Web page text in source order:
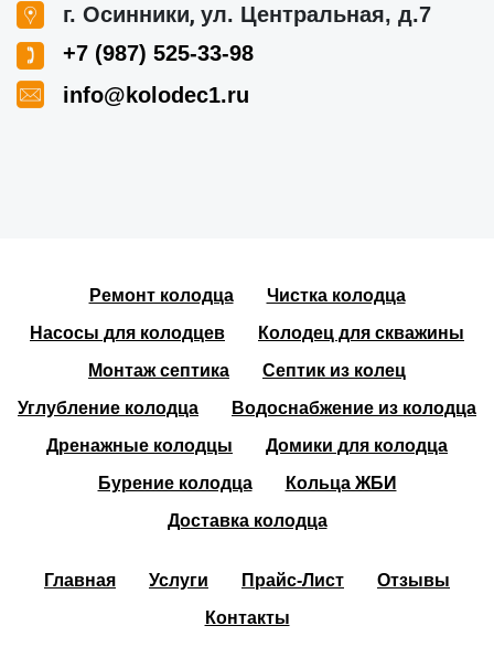
г. Осинники, ул. Центральная, д.7
+7 (987) 525-33-98
info@kolodec1.ru
Ремонт колодца
Чистка колодца
Насосы для колодцев
Колодец для скважины
Монтаж септика
Септик из колец
Углубление колодца
Водоснабжение из колодца
Дренажные колодцы
Домики для колодца
Бурение колодца
Кольца ЖБИ
Доставка колодца
Главная Услуги Прайс-Лист
Отзывы
Контакты